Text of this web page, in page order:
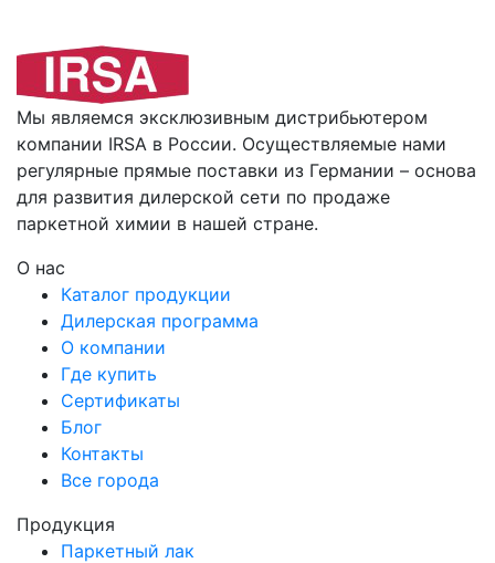
Мы являемся эксклюзивным дистрибьютером
компании IRSA в России. Осуществляемые нами
регулярные прямые поставки из Германии – основа
для развития дилерской сети по продаже
паркетной химии в нашей стране.
О нас
Каталог продукции
Дилерская программа
О компании
Где купить
Сертификаты
Блог
Контакты
Все города
Продукция
Паркетный лак